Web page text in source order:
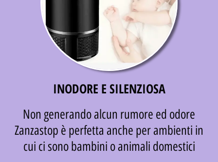
INODORE E SILENZIOSA
Non generando alcun rumore ed odore
Zanzastop è perfetta anche per ambienti in
cui ci sono bambini o animali domestici